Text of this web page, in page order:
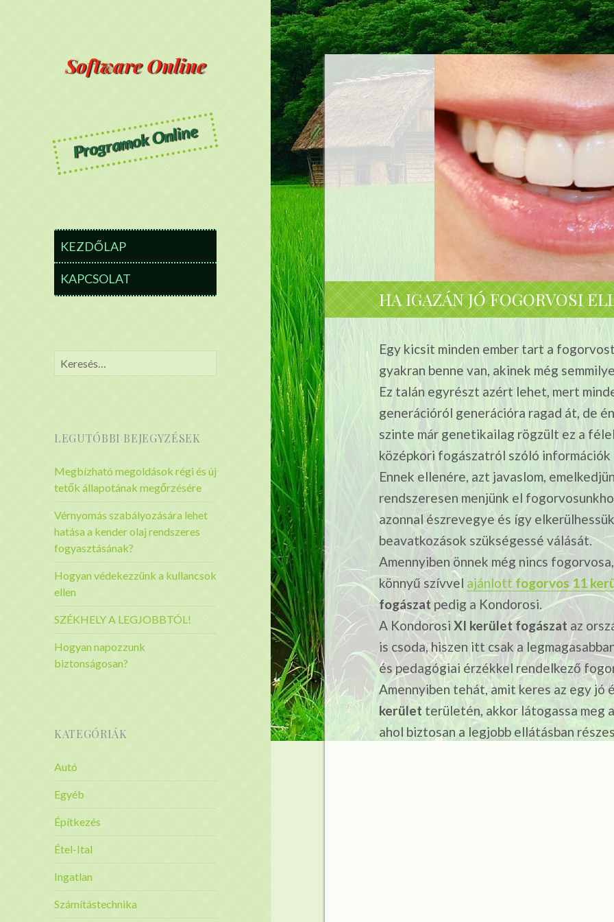
Software Online
Programok Online
KEZDŐLAP
KAPCSOLAT
Keresés:
LEGUTÓBBI BEJEGYZÉSEK
Megbízható megoldások régi és új
tetők állapotának megőrzésére
Vérnyomás szabályozására lehet
hatása a kender olaj rendszeres
fogyasztásának?
Hogyan védekezzünk a kullancsok
ellen
SZÉKHELY A LEGJOBBTÓL!
Hogyan napozzunk
biztonságosan?
KATEGÓRIÁK
Autó
Egyéb
Építkezés
Étel-Ital
Ingatlan
Számítástechnika
HA IGAZÁN JÓ FOGORVOSI
Egy kicsit minden ember tart a
gyakran benne van, akinek még
Ez talán egyrészt azért lehet, mert
generációról generációra ragad át, de
szinte már genetikailag rögzült ez a
középkori fogászatról szóló információk
Ennek ellenére, azt javaslom,
rendszeresen menjünk el
azonnal észrevegye és így
beavatkozások szükségessé válását.
Amennyiben önnek még nincs
könnyű szívvel ajánlott fogorvos 11
fogászatpedig a Kondorosi.
A KondorosiXI kerület fogászat az
is csoda, hiszen itt csak a
és pedagógiai érzékkel rendelkező
Amennyiben tehát, amit keres az egy jó
kerület területén, akkor látogassa meg
ahol biztosan a legjobb ellátásban